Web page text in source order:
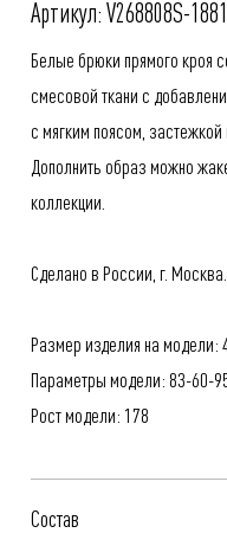
Артикул: V268808S-
Белые брюки прямого кроя
смесовой ткани с
с мягким поясом,
Дополнить образ можно
коллекции.
Сделано в России, г. Москва.
Размер изделия на модели:
Параметры модели: 83-60-
Рост модели: 178
Состав